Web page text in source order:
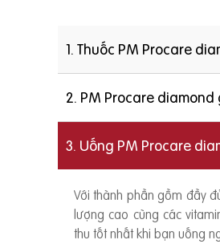
1. Thuốc PM Procare
2. PM Procare
3. Uống PM Procare
Với thành phần gồm đầy
lượng cao cùng các
thu tốt nhất khi bạn uống